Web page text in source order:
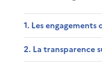
1. Les
2. La transparence